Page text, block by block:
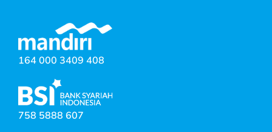
164 000 3409 408
758 5888 607